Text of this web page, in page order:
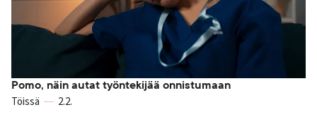
Pomo, näin autat työntekijää onnistumaan
Töissä 2.2.